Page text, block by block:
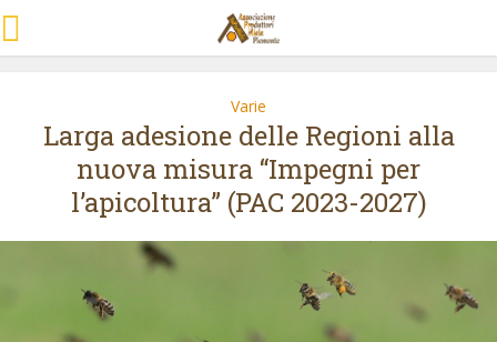
Varie
Larga adesione delle Regioni alla
nuova misura “Impegni per
l’apicoltura” (PAC 2023-2027)